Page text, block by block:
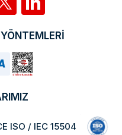
ISO / IEC 15504